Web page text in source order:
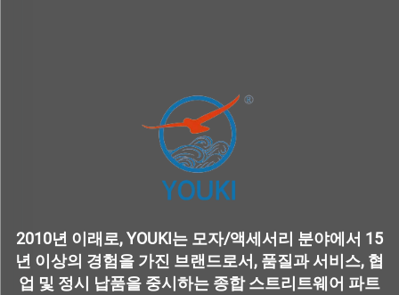
2010년 이래로, YOUKI는 모자/액세서리 분야에서 15
년 이상의 경험을 가진 브랜드로서, 품질과 서비스, 협
업 및 정시 납품을 중시하는 종합 스트리트웨어 파트